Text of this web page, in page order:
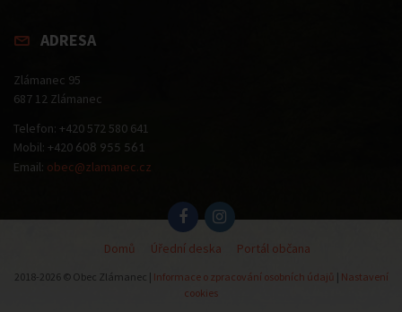
ADRESA
Zlámanec 95
687 12 Zlámanec
Telefon: +420 572 580 641
Mobil: +420 608 955 561
Email: obec@zlamanec.cz
Domů Úřední deska Portál občana
2018-2026 © Obec Zlámanec | Informace o zpracování osobních údajů | Nastavení
cookies